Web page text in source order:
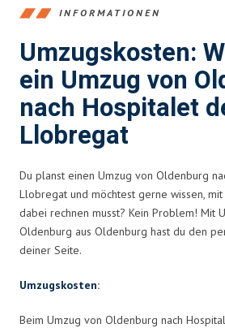
INFORMATIONEN
Umzugskosten:
ein Umzug von
nach Hospitalet
Llobregat
Du planst einen Umzug von Oldenburg
Llobregat und möchtest gerne wissen,
dabei rechnen musst? Kein Problem! Mit
Oldenburg aus Oldenburg hast du den
deiner Seite.
Umzugskosten:
Beim Umzug von Oldenburg nach